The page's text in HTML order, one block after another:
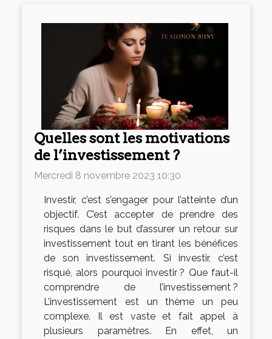
Quelles sont les motivations
de l’investissement ?
Mercredi 8 novembre 2023 10:30
Investir, c’est s’engager pour l’atteinte d’un
objectif. C’est accepter de prendre des
risques dans le but d’assurer un retour sur
investissement tout en tirant les bénéfices
de son investissement. Si investir, c’est
risqué, alors pourquoi investir ? Que faut-il
comprendre de l’investissement ?
L’investissement est un thème un peu
complexe. Il est vaste et fait appel à
plusieurs paramètres. En effet, un